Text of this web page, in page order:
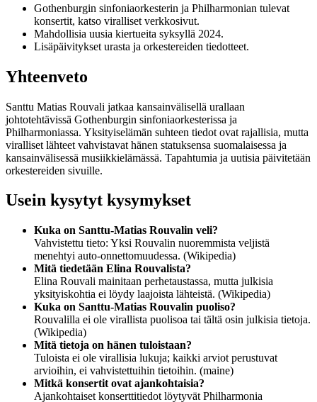
Gothenburgin sinfoniaorkesterin ja Philharmonian tulevat
konsertit, katso viralliset verkkosivut.
Mahdollisia uusia kiertueita syksyllä 2024.
Lisäpäivitykset urasta ja orkestereiden tiedotteet.
Yhteenveto
Santtu Matias Rouvali jatkaa kansainvälisellä urallaan
johtotehtävissä Gothenburgin sinfoniaorkesterissa ja
Philharmoniassa. Yksityiselämän suhteen tiedot ovat rajallisia, mutta
viralliset lähteet vahvistavat hänen statuksensa suomalaisessa ja
kansainvälisessä musiikkielämässä. Tapahtumia ja uutisia päivitetään
orkestereiden sivuille.
Usein kysytyt kysymykset
Kuka on Santtu-Matias Rouvalin veli?
Vahvistettu tieto: Yksi Rouvalin nuoremmista veljistä
menehtyi auto-onnettomuudessa. (Wikipedia)
Mitä tiedetään Elina Rouvalista?
Elina Rouvali mainitaan perhetaustassa, mutta julkisia
yksityiskohtia ei löydy laajoista lähteistä. (Wikipedia)
Kuka on Santtu-Matias Rouvalin puoliso?
Rouvalilla ei ole virallista puolisoa tai tältä osin julkisia tietoja.
(Wikipedia)
Mitä tietoja on hänen tuloistaan?
Tuloista ei ole virallisia lukuja; kaikki arviot perustuvat
arvioihin, ei vahvistettuihin tietoihin. (maine)
Mitkä konsertit ovat ajankohtaisia?
Ajankohtaiset konserttitiedot löytyvät Philharmonia